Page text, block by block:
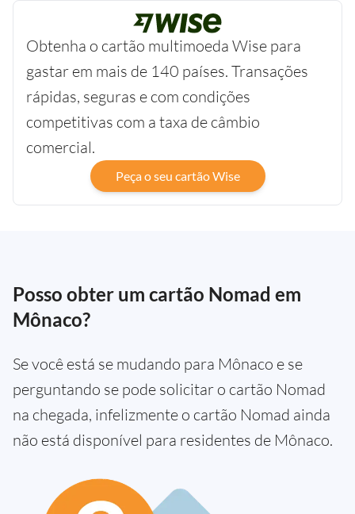
Obtenha o cartão multimoeda Wise para
gastar em mais de 140 países. Transações
rápidas, seguras e com condições
competitivas com a taxa de câmbio
comercial.
Peça o seu cartão Wise
Posso obter um cartão Nomad em
Mônaco?
Se você está se mudando para Mônaco e se
perguntando se pode solicitar o cartão Nomad
na chegada, infelizmente o cartão Nomad ainda
não está disponível para residentes de Mônaco.